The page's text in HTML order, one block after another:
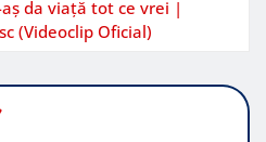
da viață tot ce vrei |
(Videoclip Oficial)